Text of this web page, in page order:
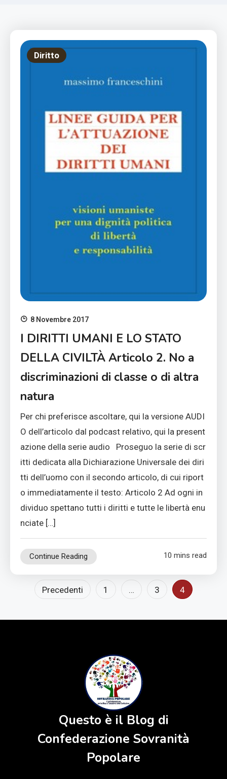
Diritto
8 Novembre 2017
I DIRITTI UMANI E LO STATO
DELLA CIVILTÀ Articolo 2. No a
discriminazioni di classe o di altra
natura
Per chi preferisce ascoltare, qui la versione AUDI
O dell’articolo dal podcast relativo, qui la present
azione della serie audio Proseguo la serie di scr
itti dedicata alla Dichiarazione Universale dei diri
tti dell’uomo con il secondo articolo, di cui riport
o immediatamente il testo: Articolo 2 Ad ogni in
dividuo spettano tutti i diritti e tutte le libertà enu
nciate […]
Continue Reading 10 mins read
Paginazione
Precedenti 1 … 3 4
Questo è il Blog di
Confederazione Sovranità
Popolare